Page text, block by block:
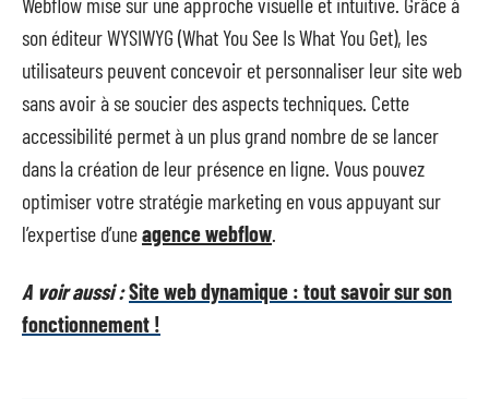
son éditeur WYSIWYG (What You See Is What You Get), les
utilisateurs peuvent concevoir et personnaliser leur site web
sans avoir à se soucier des aspects techniques. Cette
accessibilité permet à un plus grand nombre de se lancer
dans la création de leur présence en ligne. Vous pouvez
optimiser votre stratégie marketing en vous appuyant sur
l’expertise d’uneagence webflow.
A voir aussi :Site web dynamique : tout savoir sur son
fonctionnement !